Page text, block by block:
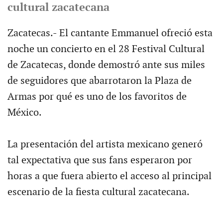
cultural zacatecana
Zacatecas.- El cantante Emmanuel ofreció esta
noche un concierto en el 28 Festival Cultural
de Zacatecas, donde demostró ante sus miles
de seguidores que abarrotaron la Plaza de
Armas por qué es uno de los favoritos de
México.
La presentación del artista mexicano generó
tal expectativa que sus fans esperaron por
horas a que fuera abierto el acceso al principal
escenario de la fiesta cultural zacatecana.